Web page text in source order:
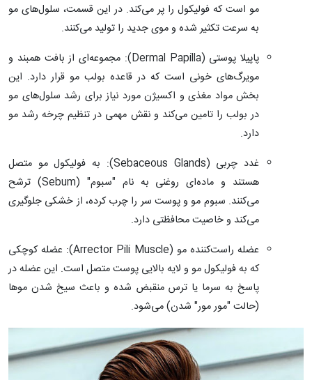
مو است که فولیکول را پر می‌کند. در این قسمت، سلول‌های مو
به سرعت تکثیر شده و موی جدید را تولید می‌کنند.
پاپیلا پوستی (Dermal Papilla): مجموعه‌ای از بافت همبند و
مویرگ‌های خونی است که در قاعده بولب مو قرار دارد. این
بخش مواد مغذی و اکسیژن مورد نیاز برای رشد سلول‌های مو
در بولب را تامین می‌کند و نقش مهمی در تنظیم چرخه رشد مو
دارد.
غدد چربی (Sebaceous Glands): به فولیکول مو متصل
هستند و ماده‌ای روغنی به نام "سبوم" (Sebum) ترشح
می‌کنند. سبوم مو و پوست سر را چرب کرده، از خشکی جلوگیری
می‌کند و خاصیت محافظتی دارد.
عضله راست‌کننده مو (Arrector Pili Muscle): عضله کوچکی
که به فولیکول مو و لایه بالایی پوست متصل است. این عضله در
پاسخ به سرما یا ترس منقبض شده و باعث سیخ شدن موها
(حالت "مور مور" شدن) می‌شود.